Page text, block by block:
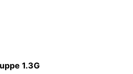
1.3G